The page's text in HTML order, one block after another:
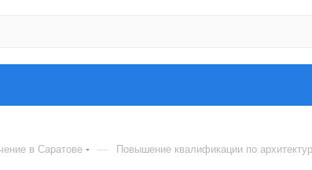
в Саратове — Повышение квалификации по